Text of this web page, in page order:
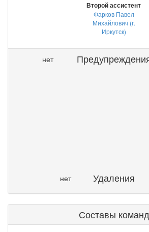
Второй ассистент
Фарков Павел
Михайлович (г.
Иркутск)
нет
нет Удаления
Составы команд